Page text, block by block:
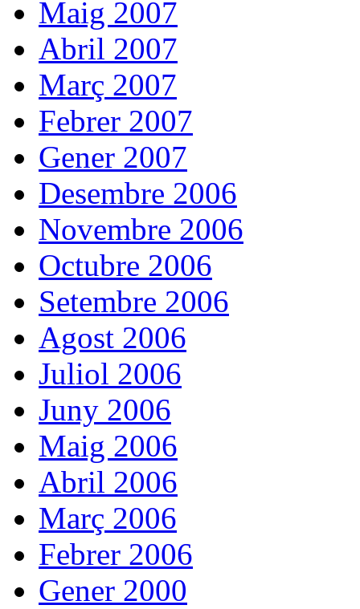
Maig 2007
Abril 2007
Març 2007
Febrer 2007
Gener 2007
Desembre 2006
Novembre 2006
Octubre 2006
Setembre 2006
Agost 2006
Juliol 2006
Juny 2006
Maig 2006
Abril 2006
Març 2006
Febrer 2006
Gener 2000